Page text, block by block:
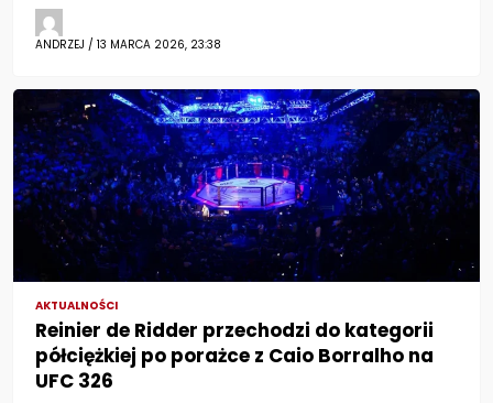
ANDRZEJ / 13 MARCA 2026, 23:38
AKTUALNOŚCI
Reinier de Ridder przechodzi do kategorii
półciężkiej po porażce z Caio Borralho na
UFC 326